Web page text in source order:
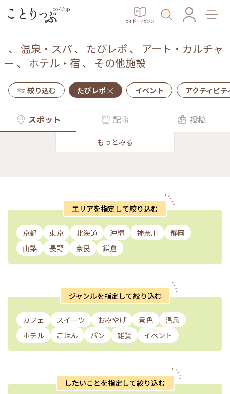
ガイド・マガジン
、 温泉・スパ、 たびレポ 、 アート・カルチャ
ー 、 ホテル・宿 、 その他施設
絞り込む たびレポ イベント アクティビテ
スポット 記事 投稿
もっとみる
エリアを指定して絞り込む
京都 東京 北海道 沖縄 神奈川
静岡
山梨
長野 奈良 鎌倉
ジャンルを指定して絞り込む
カフェ スイーツ おみやげ 景色
温泉
ホテル
ごはん パン 雑貨 イベント
したいことを指定して絞り込む